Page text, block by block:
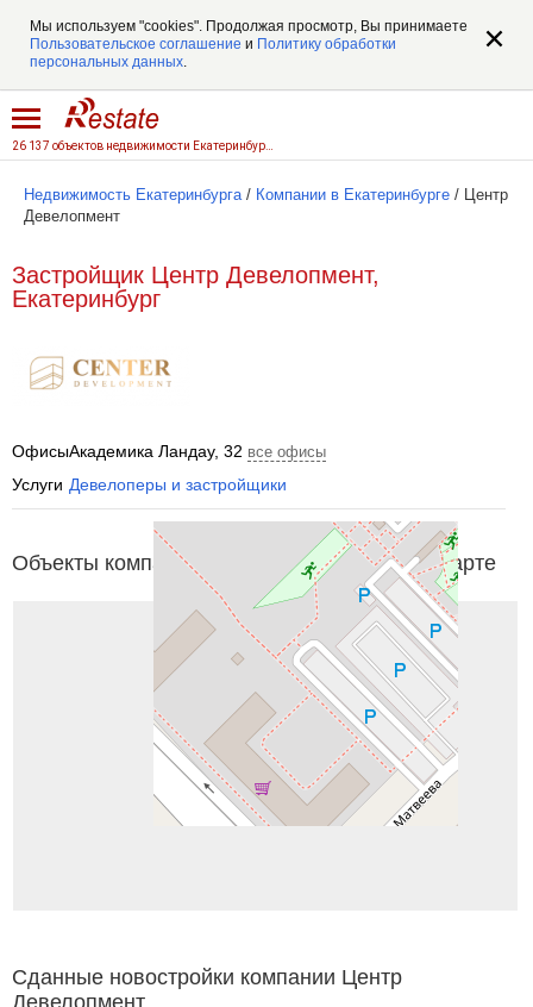
Мы используем "cookies". Продолжая просмотр, Вы принимаете
Пользовательское соглашение и Политику обработки
персональных данных.
Недвижимость Екатеринбурга/ Компании в Екатеринбурге / Центр
Девелопмент
Застройщик Центр Девелопмент,
Екатеринбург
ОфисыАкадемика Ландау, 32 все офисы
Услуги Девелоперы и застройщики
Объекты компании Центр Девелопмент на карте
Сданные новостройки компании Центр
Девелопмент